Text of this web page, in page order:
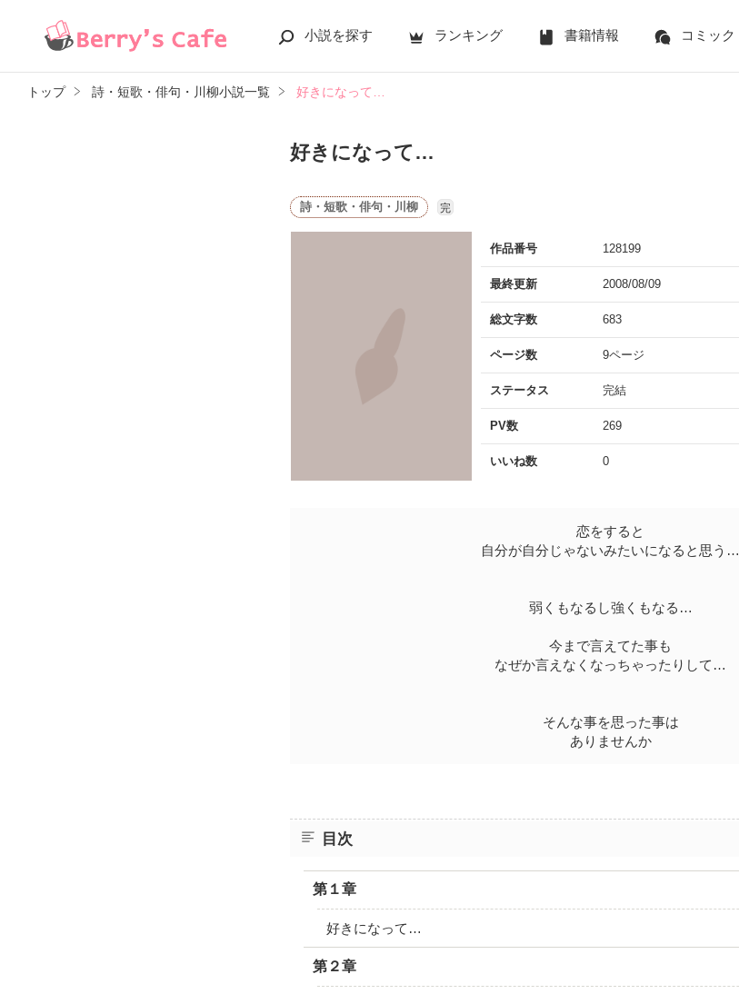
小説を探す ランキング 書籍情報 コミック
トップ 詩・短歌・俳句・川柳小説一覧 好きになって…
好きになって…
詩・短歌・俳句・川柳 完
作品番号 128199
最終更新 2008/08/09
総文字数 683
ページ数 9ページ
ステータス 完結
PV数 269
いいね数 0
恋をすると
自分が自分じゃないみたいになると思う…
弱くもなるし強くもなる…
今まで言えてた事も
なぜか言えなくなっちゃったりして…
そんな事を思った事は
ありませんか
目次
第１章
好きになって…
第２章